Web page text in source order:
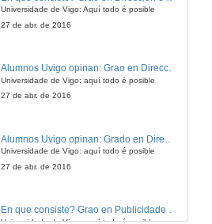
Universidade de Vigo: Aquí todo é posible
27 de abr. de 2016
Alumnos Uvigo opinan: Grao en Dirección e Xestión Pública
Universidade de Vigo: aquí todo é posible
27 de abr. de 2016
Universidade de Vigo: aquí todo é posible
27 de abr. de 2016
En que consiste? Grao en Publicidade e Relacións Públicas
Universidade de Vigo: aquí todo é posible